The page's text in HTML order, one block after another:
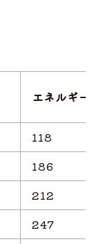
エネルギー
118
186
212
247